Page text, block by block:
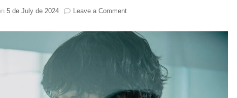
5 de July de 2024 Leave a Commenton
virtuais,
conexões
Wonderland
estreia
julho